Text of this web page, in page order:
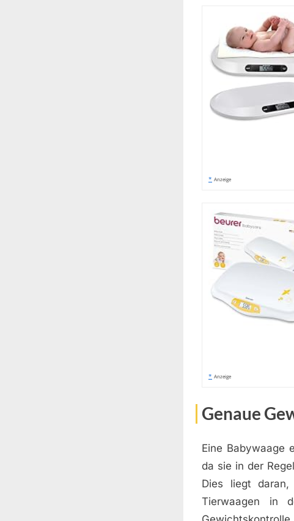
* Anzeige
* Anzeige
Genaue
Eine Babywaage
da sie in der
Dies liegt
Tierwaagen in